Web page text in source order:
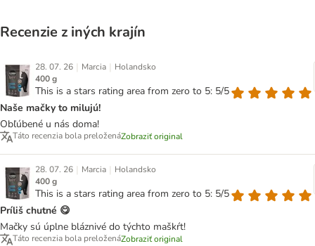
Recenzie z iných krajín
28. 07. 26 | Marcia | Holandsko
400 g
This is a stars rating area from zero to 5: 5/5
Naše mačky to milujú!
Obľúbené u nás doma!
Táto recenzia bola preloženáZobraziť original
28. 07. 26 | Marcia | Holandsko
400 g
This is a stars rating area from zero to 5: 5/5
Príliš chutné 😋
Mačky sú úplne bláznivé do týchto maškŕt!
Táto recenzia bola preloženáZobraziť original